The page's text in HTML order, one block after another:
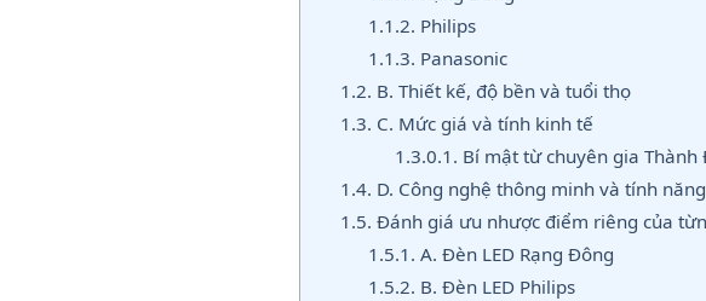
1.1.2. Philips
1.1.3. Panasonic
1.2. B. Thiết kế, độ bền và tuổi thọ
1.3. C. Mức giá và tính kinh tế
1.3.0.1. Bí mật từ chuyên gia Thành
1.4. D. Công nghệ thông minh và tính
1.5. Đánh giá ưu nhược điểm riêng của
1.5.1. A. Đèn LED Rạng Đông
1.5.2. B. Đèn LED Philips